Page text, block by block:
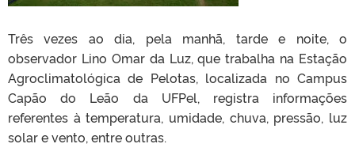
Três vezes ao dia, pela manhã, tarde e noite, o
observador Lino Omar da Luz, que trabalha na Estação
Agroclimatológica de Pelotas, localizada no Campus
Capão do Leão da UFPel, registra informações
referentes à temperatura, umidade, chuva, pressão, luz
solar e vento, entre outras.